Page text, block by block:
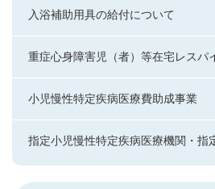
入浴補助用具の給付について
重症心身障害児（者）等在宅レスパ
小児慢性特定疾病医療費助成事業
指定小児慢性特定疾病医療機関・指